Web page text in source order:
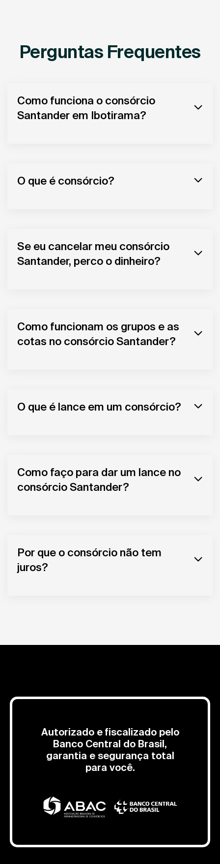
Perguntas Frequentes
Como funciona o consórcio
Santander em Ibotirama?
O que é consórcio?
Se eu cancelar meu consórcio
Santander, perco o dinheiro?
Como funcionam os grupos e as
cotas no consórcio Santander?
O que é lance em um consórcio?
Como faço para dar um lance no
consórcio Santander?
Por que o consórcio não tem
juros?
Autorizado e fiscalizado pelo
Banco Central do Brasil,
garantia e segurança total
para você.